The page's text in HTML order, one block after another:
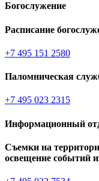
Богослужение
Расписание
+7 495 151 2580
Паломническая
+7 495 023 2315
Информационный
Съемки на
освещение событий